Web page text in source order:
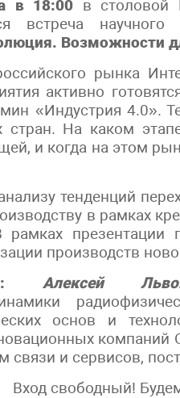
в 18:00 в
встреча научного
Возможности
рынка
активно
«Индустрия 4.0».
стран. На каком
и когда на этом
тенденций
в рамках
презентации
производств
Алексей
основ и
связи и сервисов,
Вход свободный!